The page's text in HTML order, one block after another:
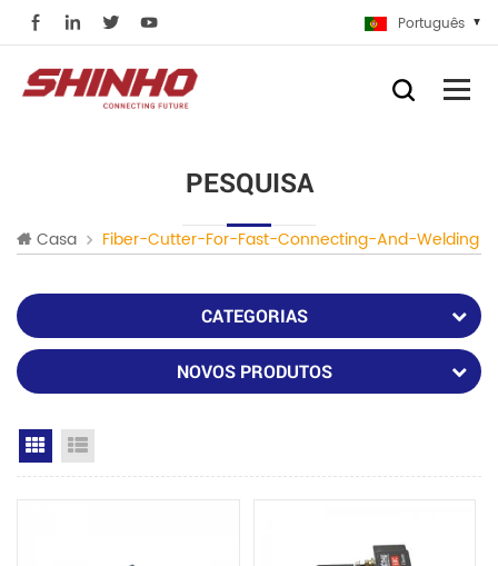
Português
PESQUISA
Casa Fiber-Cutter-For-Fast-Connecting-And-Welding
CATEGORIAS
NOVOS PRODUTOS
Grid View